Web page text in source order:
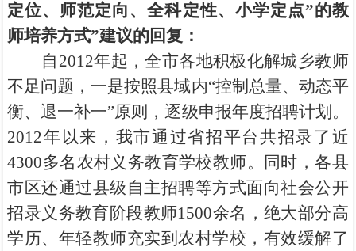
定位、师范定向、全科定性、小学定点”的教
师培养方式”建议的回复：
自2012年起，全市各地积极化解城乡教师
不足问题，一是按照县域内“控制总量、动态平
衡、退一补一”原则，逐级申报年度招聘计划。
2012年以来，我市通过省招平台共招录了近
4300多名农村义务教育学校教师。同时，各县
市区还通过县级自主招聘等方式面向社会公开
招录义务教育阶段教师1500余名，绝大部分高
学历、年轻教师充实到农村学校，有效缓解了